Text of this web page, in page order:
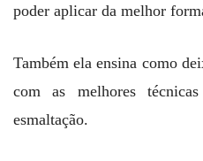
poder aplicar da melhor
Também ela ensina como
com as melhores
esmaltação.